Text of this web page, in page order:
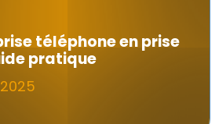
téléphone en prise
pratique